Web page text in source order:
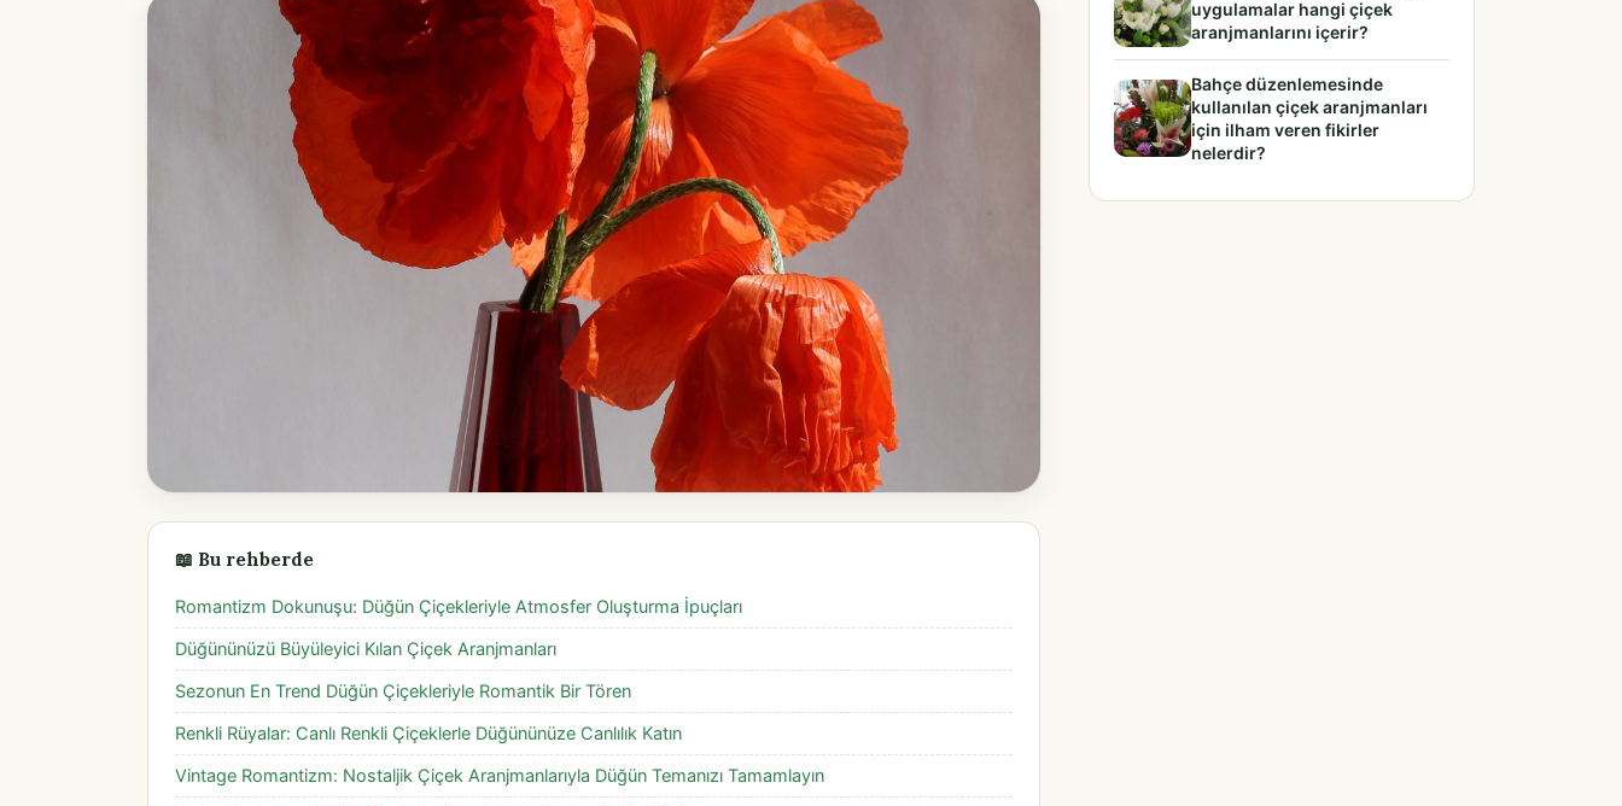
📖 Bu rehberde
Romantizm Dokunuşu: Düğün Çiçekleriyle Atmosfer Oluşturma İpuçları
Düğününüzü Büyüleyici Kılan Çiçek Aranjmanları
Sezonun En Trend Düğün Çiçekleriyle Romantik Bir Tören
Renkli Rüyalar: Canlı Renkli Çiçeklerle Düğününüze Canlılık Katın
Vintage Romantizm: Nostaljik Çiçek Aranjmanlarıyla Düğün Temanızı Tamamlayın
uygulamalar hangi çiçek
aranjmanlarını içerir?
Bahçe düzenlemesinde
kullanılan çiçek aranjmanları
için ilham veren fikirler
nelerdir?